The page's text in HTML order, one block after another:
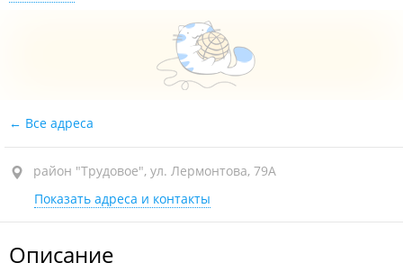
Все адреса
район "Трудовое", ул. Лермонтова, 79А
Показать адреса и контакты
Описание